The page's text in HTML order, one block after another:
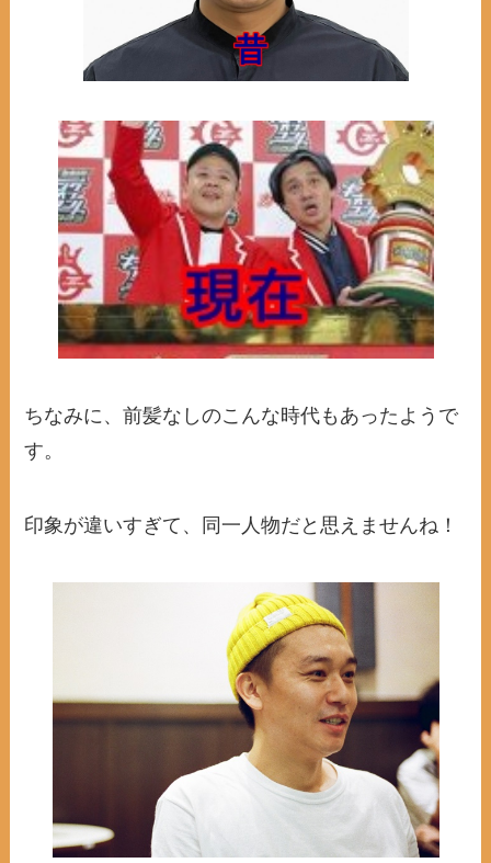
ちなみに、前髪なしのこんな時代もあったようで
す。
印象が違いすぎて、同一人物だと思えませんね！